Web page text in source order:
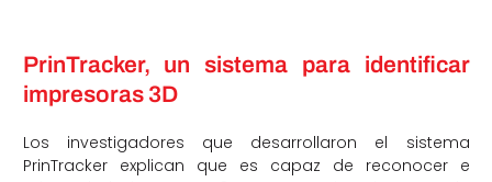
PrinTracker, un sistema para identificar
impresoras 3D
Los investigadores que desarrollaron el sistema
PrinTracker explican que es capaz de reconocer e